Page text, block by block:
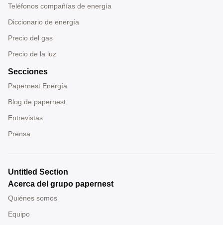
Teléfonos compañías de energía
Diccionario de energía
Precio del gas
Precio de la luz
Secciones
Papernest Energía
Blog de papernest
Entrevistas
Prensa
Untitled Section
Acerca del grupo papernest
Quiénes somos
Equipo